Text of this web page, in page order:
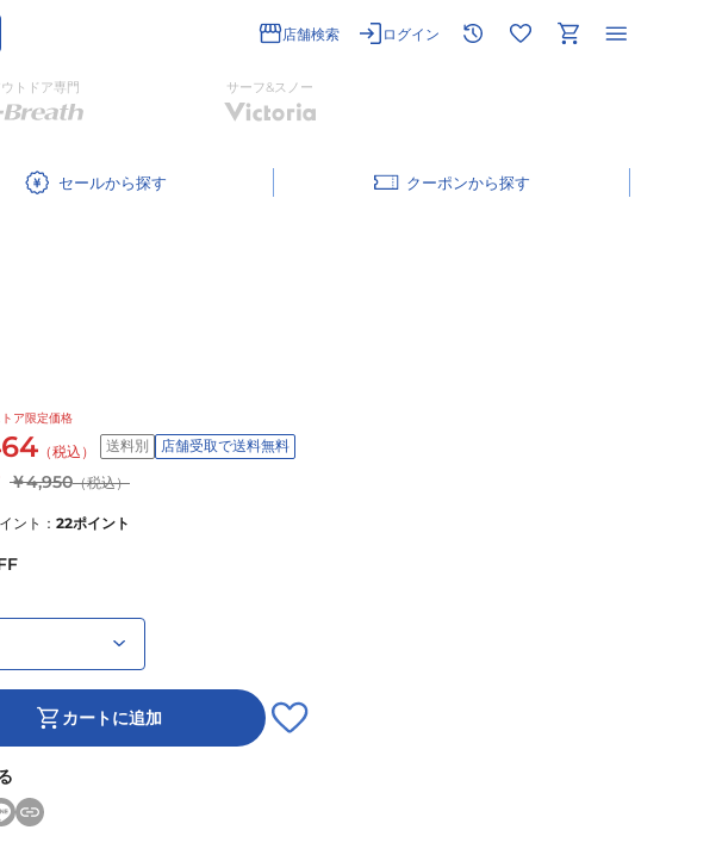
店舗検索 ログイン
トドア専門 サーフ&スノー
セール クーポン
ア限定価格
（税込） 送料別 店舗受取で送料無料
￥4,950（税込）
ント： 22ポイント
カートに追加